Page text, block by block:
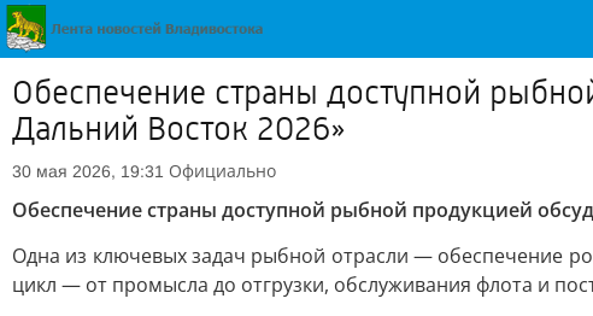
Обеспечение страны доступной
Дальний Восток 2026»
30 мая 2026, 19:31 Официально
Обеспечение страны доступной рыбной продукцией
Одна из ключевых задач рыбной отрасли — обеспечение
цикл — от промысла до отгрузки, обслуживания флота и